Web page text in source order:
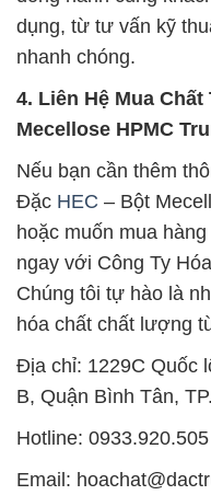
dụng, từ tư vấn kỹ
nhanh chóng.
4. Liên Hệ Mua Chất
Mecellose HPMC
Nếu bạn cần thêm
Đặc HEC – Bột
hoặc muốn mua
ngay với Công Ty
Chúng tôi tự hào là
hóa chất chất lượng
Địa chỉ: 1229C Quốc
B, Quận Bình Tân,
Hotline: 0933.920.505
Email: